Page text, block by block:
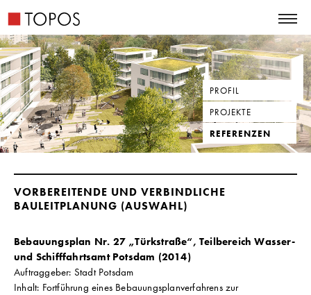
PROFIL
PROJEKTE
REFERENZEN
VORBEREITENDE UND VERBINDLICHE
BAULEITPLANUNG (AUSWAHL)
Bebauungsplan Nr. 27 „Türkstraße“, Teilbereich Wasser-
und Schifffahrtsamt Potsdam (2014)
Auftraggeber: Stadt Potsdam
Inhalt: Fortführung eines Bebauungsplanverfahrens zur